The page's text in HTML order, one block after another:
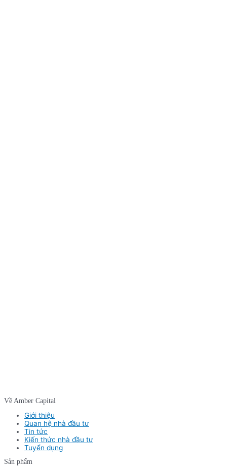
Về Amber Capital
Giới thiệu
Quan hệ nhà đầu tư
Tin tức
Kiến thức nhà đầu tư
Tuyển dụng
Sản phẩm